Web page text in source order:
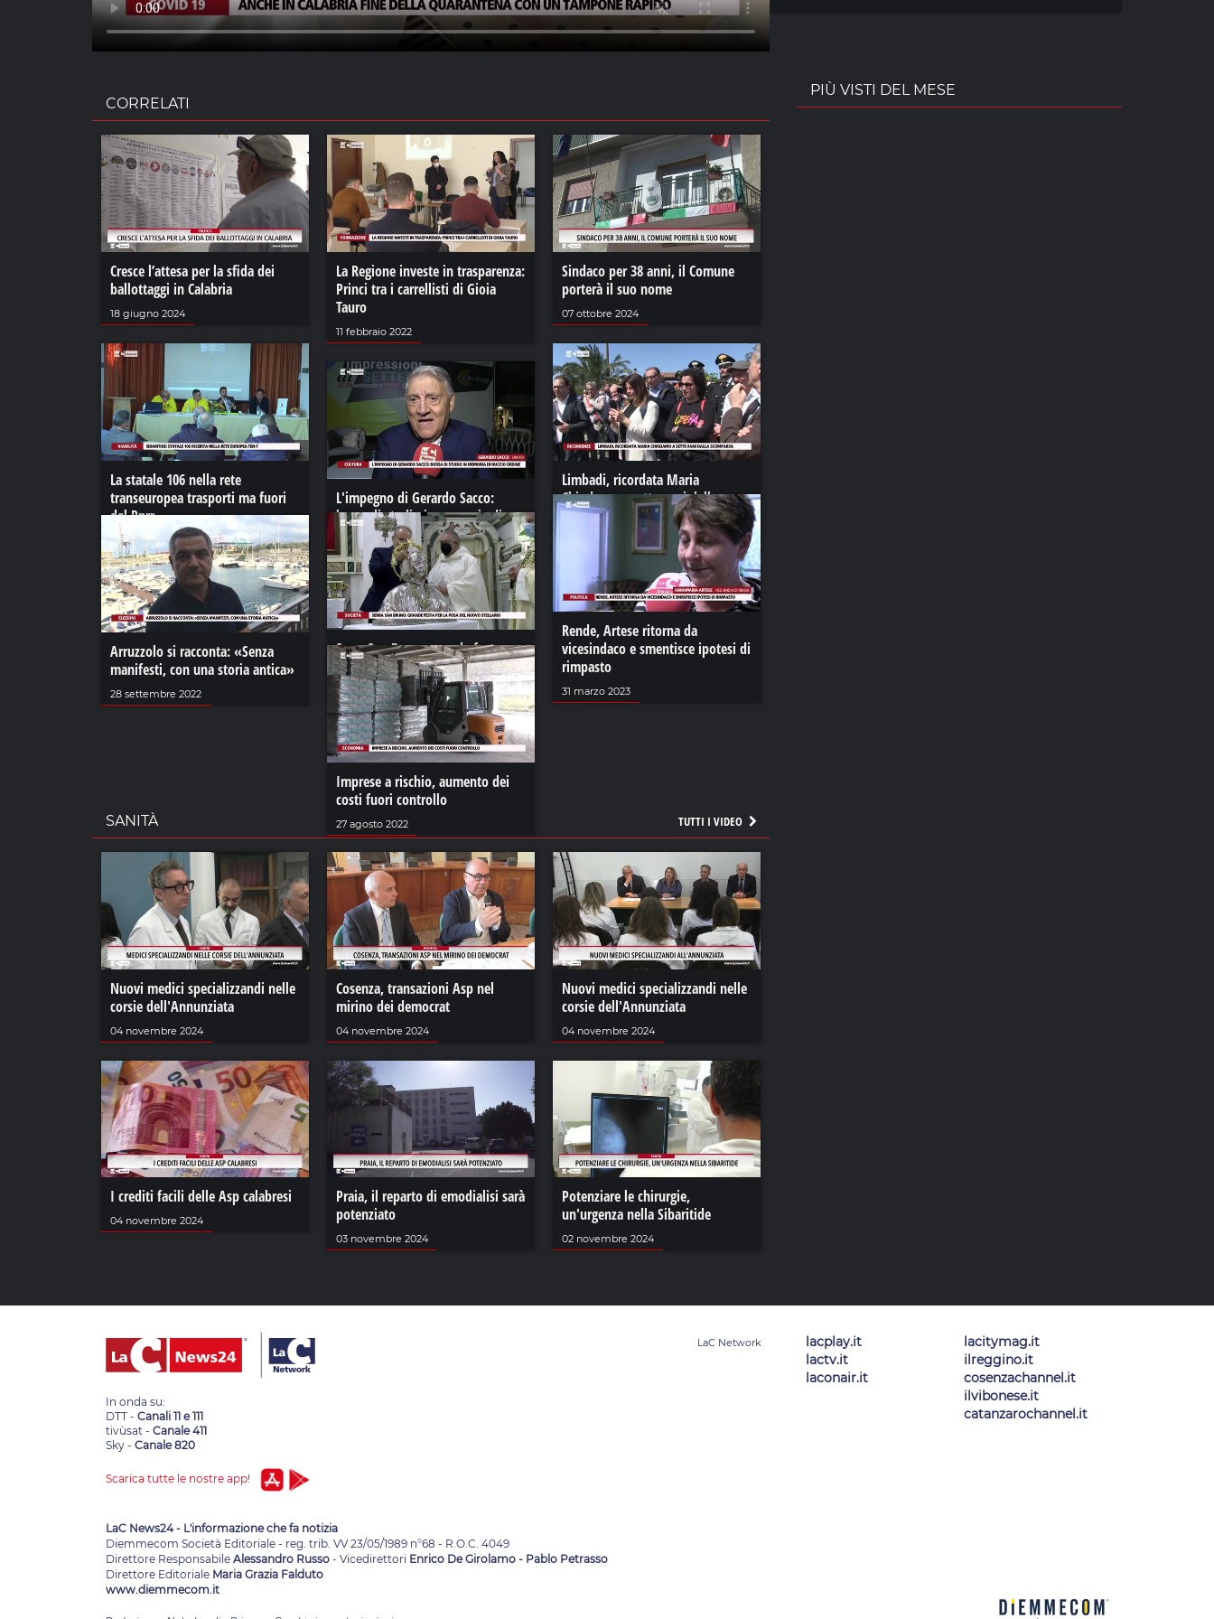
CORRELATI
Cresce l’attesa per la sfida dei
ballottaggi in Calabria
18 giugno 2024
La Regione investe in trasparenza:
Princi tra i carrellisti di Gioia
Tauro
11 febbraio 2022
Sindaco per 38 anni, il Comune
porterà il suo nome
07 ottobre 2024
La statale 106 nella rete
transeuropea trasporti ma fuori
dal Pnrr
25 febbraio 2022
Limbadi, ricordata Maria
Chindamo a sette anni dalla
scomparsa
L'impegno di Gerardo Sacco:
borsa di studio in memoria di
Nuccio Ordine
18 settembre 2023
Rende, Artese ritorna da
vicesindaco e smentisce ipotesi di
rimpasto
31 marzo 2023
Serra San Bruno: grande festa per
la posa del nuovo Stellario
13 ottobre 2022
Arruzzolo si racconta: «Senza
manifesti, con una storia antica»
28 settembre 2022
Imprese a rischio, aumento dei
costi fuori controllo
27 agosto 2022 TUTTI I VIDEO
SANITÀ
Nuovi medici specializzandi nelle
corsie dell'Annunziata
04 novembre 2024
Cosenza, transazioni Asp nel
mirino dei democrat
04 novembre 2024
Nuovi medici specializzandi nelle
corsie dell'Annunziata
04 novembre 2024
I crediti facili delle Asp calabresi
04 novembre 2024
Praia, il reparto di emodialisi sarà
potenziato
03 novembre 2024
Potenziare le chirurgie,
un'urgenza nella Sibaritide
02 novembre 2024
PIÙ VISTI DEL MESE
In onda su:
DTT - Canali 11 e 111
tivùsat - Canale 411
Sky - Canale 820
Scarica tutte le nostre app!
lacplay.it
lactv.it
laconair.it
lacitymag.it
ilreggino.it
cosenzachannel.it
ilvibonese.it
catanzarochannel.it
LaC News24 - L'informazione che fa notizia
Diemmecom Società Editoriale - reg. trib. VV 23/05/1989 n°68 - R.O.C. 4049
Direttore Responsabile Alessandro Russo - Vicedirettori Enrico De Girolamo - Pablo Petrasso
Direttore Editoriale Maria Grazia Falduto
www.diemmecom.it